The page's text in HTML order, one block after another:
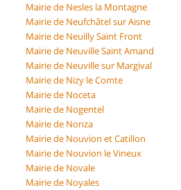
Mairie de Nesles la Montagne
Mairie de Neufchâtel sur Aisne
Mairie de Neuilly Saint Front
Mairie de Neuville Saint Amand
Mairie de Neuville sur Margival
Mairie de Nizy le Comte
Mairie de Noceta
Mairie de Nogentel
Mairie de Nonza
Mairie de Nouvion et Catillon
Mairie de Nouvion le Vineux
Mairie de Novale
Mairie de Noyales